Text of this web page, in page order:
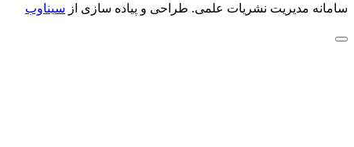
سامانه مدیریت نشریات علمی. طراحی و پیاده سازی از سیناوب